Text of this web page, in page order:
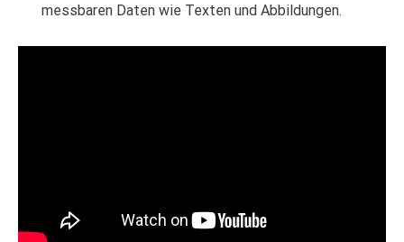
messbaren Daten wie Texten und Abbildungen.